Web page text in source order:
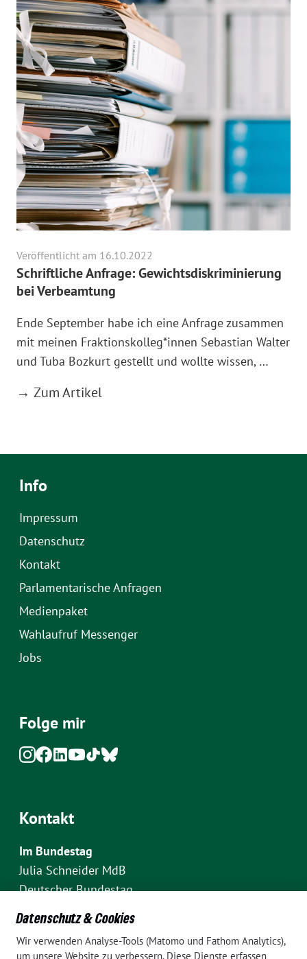
Veröffentlicht am 16.10.2022
Schriftliche Anfrage: Gewichtsdiskriminierung
bei Verbeamtung
Ende September habe ich eine Anfrage zusammen
mit meinen Fraktionskolleg*innen Sebastian Walter
und Tuba Bozkurt gestellt und wollte wissen, …
→ Zum Artikel
Info
Impressum
Datenschutz
Kontakt
Parlamentarische Anfragen
Medienpaket
Wahlaufruf Messenger
Jobs
Folge mir
Kontakt
Im Bundestag
Julia Schneider MdB
Deutscher Bundestag
Fraktion Bündnis 90/Die Grünen
Platz der Republik 1
D-10111 Berlin
Datenschutz & Cookies
Wir verwenden Analyse-Tools (Matomo und Fathom Analytics),
um unsere Website zu verbessern. Diese Dienste erfassen